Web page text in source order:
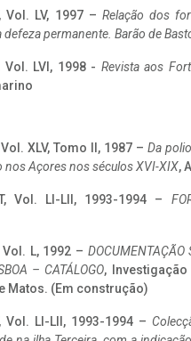
Vol. LV, 1997 – Relação dos
permanente. Barão de
Vol. LVI, 1998 - Revista aos
XLV, Tomo II, 1987 – Da
nos Açores nos séculos XVI-XIX,
Vol. LI-LII, 1993-1994 –
L, 1992 – DOCUMENTAÇÃO
– CATÁLOGO,
Matos. (Em construção)
Vol. LI-LII, 1993-1994 –